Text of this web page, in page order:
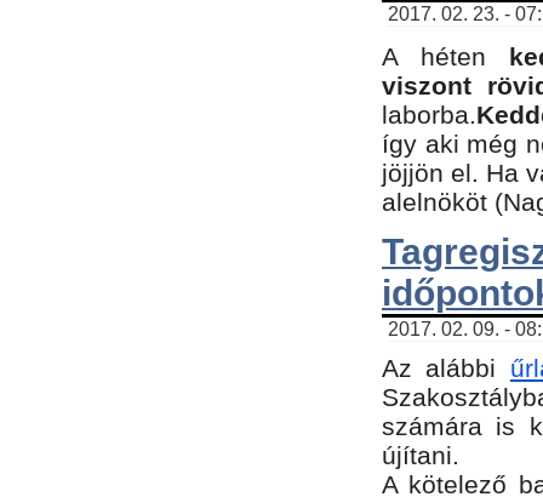
2017. 02. 23. -
A héten
viszont
laborba.
így aki még
jöjjön el. Ha
alelnököt
2017. 02. 09. -
Az alábbi
számára is
újítani.
​A kötelező